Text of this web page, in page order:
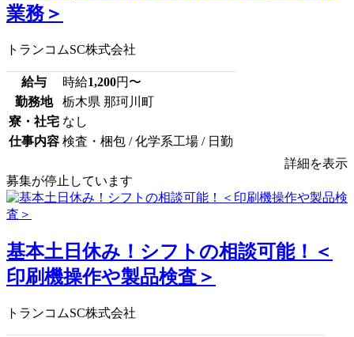
業務＞
トランコムSC株式会社
給与 時給1,200円〜
勤務地
栃木県 那珂川町
寮・社宅 なし
仕事内容 検査・梱包 / 化学系工場 / 日勤
詳細を表示
募集が停止しています
基本土日休み！シフトの相談可能！＜
印刷機操作や製品検査＞
トランコムSC株式会社